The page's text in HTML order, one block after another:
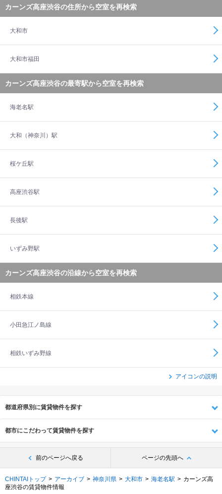
カーンズ高座渋谷の住所から空室を再検索
大和市
大和市福田
カーンズ高座渋谷の最寄駅から空室を再検索
海老名駅
大和（神奈川）駅
桜ケ丘駅
高座渋谷駅
長後駅
いずみ野駅
カーンズ高座渋谷の沿線から空室を再検索
相鉄本線
小田急江ノ島線
相鉄いずみ野線
アイコンの説明
都道府県別に賃貸物件を探す
都市にこだわって賃貸物件を探す
前のページへ戻る ページの先頭へ
CHINTAIトップ アーカイブ 神奈川県 大和市 海老名駅
カーンズ高
座渋谷の賃貸物件情報